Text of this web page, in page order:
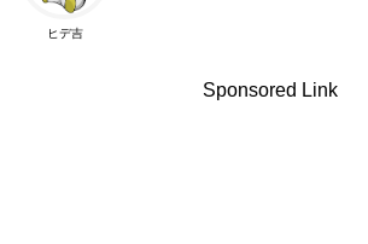
ヒデ吉
Sponsored Link